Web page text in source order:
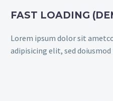
FAST LOADING
Lorem ipsum dolor sit
adipisicing elit, sed